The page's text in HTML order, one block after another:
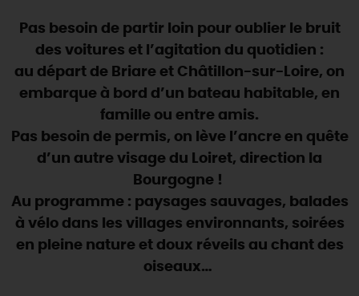
VILLES & VILLAGES
TOUS ÀL'EAU !
EN MODE NATURE & AVENTURE
...ETAUSSI
TOUTES LES ACTIVITÉS
Où manger
Maîtresrestaurateurs
Nosmarchés
Artistes et Artisans d'Art
spécialités du terroir etproducteurs
Visites gourmandeset
créatives
Vins etvignobles
une aire de pique-nique
Par ici lesguinguettes
Que rapporter du Loiret ?
La Route desMétiers d'Art
TOUT L'ART DE VIVRE
A NE PASRATER
Téléchargez le Guide de l'été 2026 🤽🌞
Avis de fraicheur ici pour éviter la chaleur 🥵
Des vacances auprès des animaux 🐎
(re)Découvrir les coulisses de la Faïencerie de
Gien !
Expérimenter les parcours Baludik 🕵️
Une saison de festivals 🎉
TOURISME &HANDICAP
SE REPÉRER, SE DÉPLACER
INFOS &SERVICES
RÉSERVERMAINTENANT
Pas besoin de partir loin pour oublier le bruit
des voitures et l’agitation du quotidien :
au départ de Briare et Châtillon-sur-Loire, on
embarque à bord d’un bateau habitable, en
famille ou entre amis.
Pas besoin de permis, on lève l’ancre en quête
d’un autre visage du Loiret, direction la
Bourgogne !
Au programme : paysages sauvages, balades
à vélo dans les villages environnants, soirées
en pleine nature et doux réveils au chant des
oiseaux…